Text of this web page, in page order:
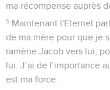
ma récompense auprès
5 Maintenant l'Eternel
de ma mère pour que je
ramène Jacob vers lui,
lui. J’ai de l’importance
est ma force.